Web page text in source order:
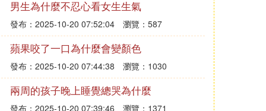
男生為什麼不忍心看女生生氣
發布：2025-10-20 07:52:04 瀏覽：587
蘋果咬了一口為什麼會變顏色
發布：2025-10-20 07:44:38 瀏覽：1030
兩周的孩子晚上睡覺總哭為什麼
發布：2025-10-20 07:39:46 瀏覽：1371